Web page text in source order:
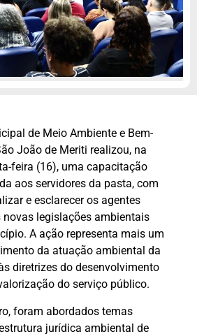
de Meio Ambiente e Bem-
João de Meriti realizou, na
feira (16), uma capacitação
aos servidores da pasta, com
e esclarecer os agentes
novas legislações ambientais
A ação representa mais um
da atuação ambiental da
diretrizes do desenvolvimento
do serviço público.
foram abordados temas
jurídica ambiental de